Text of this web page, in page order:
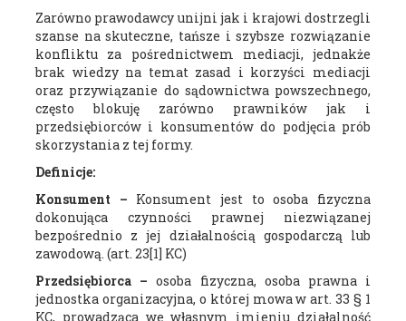
Zarówno prawodawcy unijni jak i krajowi dostrzegli
szanse na skuteczne, tańsze i szybsze rozwiązanie
konfliktu za pośrednictwem mediacji, jednakże
brak wiedzy na temat zasad i korzyści mediacji
oraz przywiązanie do sądownictwa powszechnego,
często blokuję zarówno prawników jak i
przedsiębiorców i konsumentów do podjęcia prób
skorzystania z tej formy.
Definicje:
Konsument – Konsument jest to osoba fizyczna
dokonująca czynności prawnej niezwiązanej
bezpośrednio z jej działalnością gospodarczą lub
zawodową. (art. 23[1] KC)
Przedsiębiorca –osoba fizyczna, osoba prawna i
jednostka organizacyjna, o której mowa w art. 33 § 1
KC, prowadząca we własnym imieniu działalność